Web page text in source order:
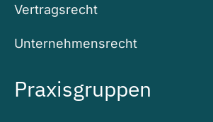
Vertragsrecht
Unternehmensrecht
Praxisgruppen